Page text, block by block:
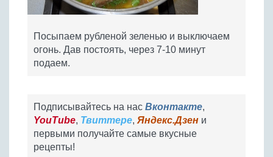
Посыпаем рубленой зеленью и выключаем
огонь. Дав постоять, через 7-10 минут
подаем.
Подписывайтесь на нас Вконтакте,
YouTube, Твиттере, Яндекс.Дзен и
первыми получайте самые вкусные
рецепты!